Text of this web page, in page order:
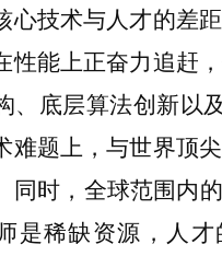
心技术与人才的差
性能上正奋力追赶
、底层算法创新以
难题上，与世界顶
同时，全球范围内
是稀缺资源，人